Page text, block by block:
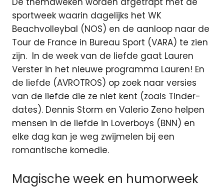
sportweek waarin dagelijks het WK
Beachvolleybal (NOS) en de aanloop naar de
Tour de France in Bureau Sport (VARA) te zien
zijn. In de week van de liefde gaat Lauren
Verster in het nieuwe programma Lauren! En
de liefde (AVROTROS) op zoek naar versies
van de liefde die ze niet kent (zoals Tinder-
dates). Dennis Storm en Valerio Zeno helpen
mensen in de liefde in Loverboys (BNN) en
elke dag kan je weg zwijmelen bij een
romantische komedie.
Magische week en humorweek